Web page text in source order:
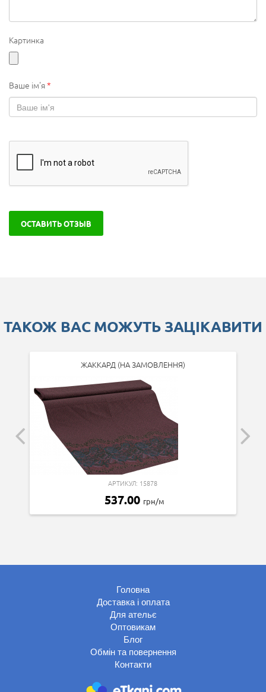
Картинка
Ваше ім'я*
ОСТАВИТЬ ОТЗЫВ
ТАКОЖ ВАС МОЖУТЬ ЗАЦІКАВИТИ
ЖАККАРД (НА ЗАМОВЛЕННЯ)
АРТИКУЛ: 15878
537.00 грн/м
Головна
Доставка і оплата
Для ательє
Оптовикам
Блог
Обмін та повернення
Контакти